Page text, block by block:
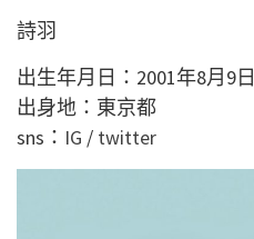
詩羽
出生年月日：2001年8月9日
出身地：東京都
sns： IG / twitter